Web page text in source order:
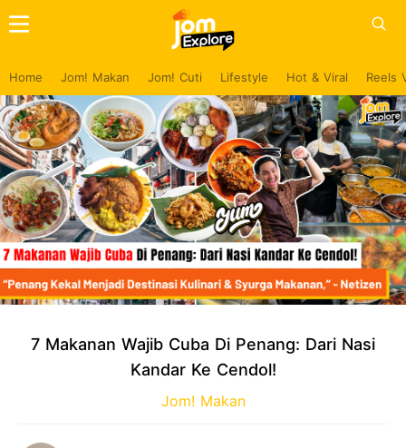
Home Jom! Makan Jom! Cuti Lifestyle Hot & Viral Reels
7 Makanan Wajib Cuba Di Penang: Dari Nasi
Kandar Ke Cendol!
Jom! Makan